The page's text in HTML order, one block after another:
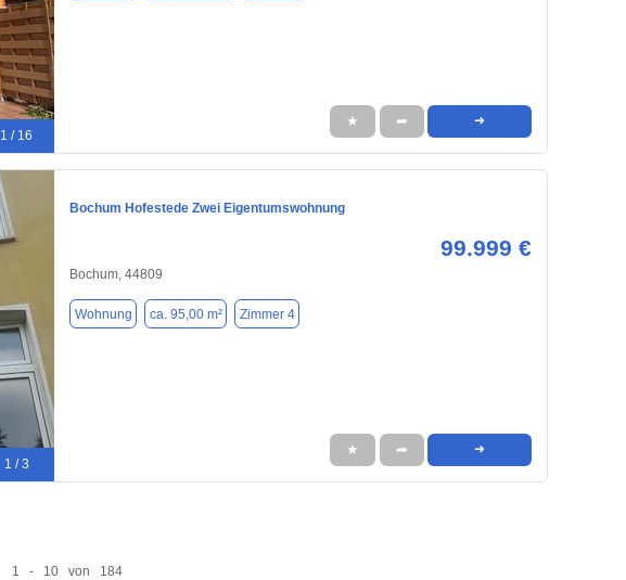
1 / 16
★ ➦ ➜
1 / 3
Bochum Hofestede Zwei Eigentumswohnung
99.999 €
Bochum, 44809
Wohnung ca. 95,00 m² Zimmer 4
★ ➦ ➜
1 - 10 von 184